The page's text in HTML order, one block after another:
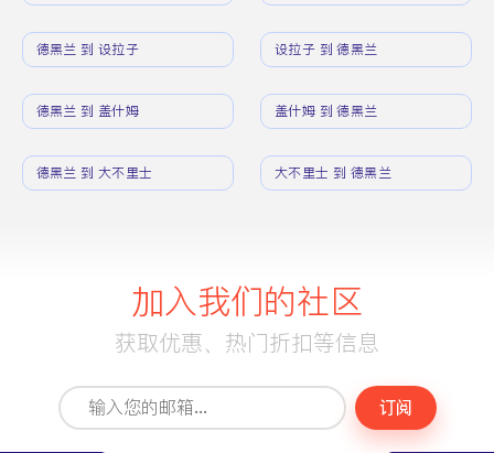
德黑兰 到 设拉子 设拉子 到 德黑兰
德黑兰 到 盖什姆 盖什姆 到 德黑兰
德黑兰 到 大不里士 大不里士 到 德黑兰
加入我们的社区
获取优惠、热门折扣等信息
订阅